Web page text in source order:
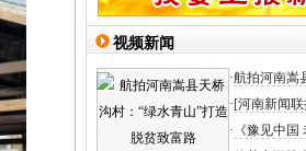
视频新闻
·航拍河南嵩
·[河南新闻
· 《豫见中